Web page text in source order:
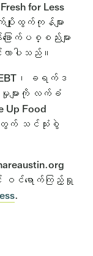
for Less
းထွက်ကုန်များ
ောက်ပစ္စည်းများ
လာပါသည်။
EBT၊ ခရက်ဒ
များကို လက်ခံ
Up Food
တွက် သင်သုံးစွဲ
ရောက်ကြည့်ရှု
.